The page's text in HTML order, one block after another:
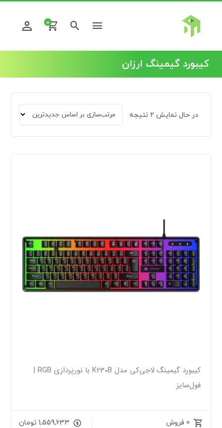
0
کیبورد گیمینگ ارزان
در حال نمایش 2 نتیجه
کیبورد گیمینگ لاجی‌کی مدل K230B با نورپردازی RGB |
فول‌سایز
0 فروش 1,559,633 تومان